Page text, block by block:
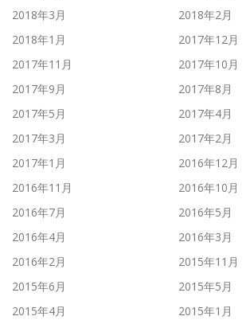
2018年3月
2018年2月
2018年1月
2017年12月
2017年11月
2017年10月
2017年9月
2017年8月
2017年5月
2017年4月
2017年3月
2017年2月
2017年1月
2016年12月
2016年11月
2016年10月
2016年7月
2016年5月
2016年4月
2016年3月
2016年2月
2015年11月
2015年6月
2015年5月
2015年4月
2015年1月